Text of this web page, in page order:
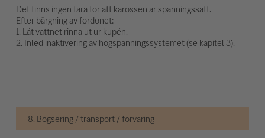
Det finns ingen fara för att karossen är spänningssatt.
Efter bärgning av fordonet:
1. Låt vattnet rinna ut ur kupén.
2. Inled inaktivering av högspänningssystemet (se kapitel 3).
8. Bogsering / transport / förvaring